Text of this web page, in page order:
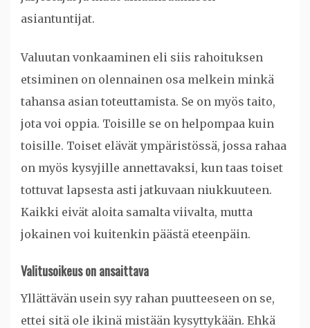
asiantuntijat.
Valuutan vonkaaminen eli siis rahoituksen
etsiminen on olennainen osa melkein minkä
tahansa asian toteuttamista. Se on myös taito,
jota voi oppia. Toisille se on helpompaa kuin
toisille. Toiset elävät ympäristössä, jossa rahaa
on myös kysyjille annettavaksi, kun taas toiset
tottuvat lapsesta asti jatkuvaan niukkuuteen.
Kaikki eivät aloita samalta viivalta, mutta
jokainen voi kuitenkin päästä eteenpäin.
Valitusoikeus on ansaittava
Yllättävän usein syy rahan puutteeseen on se,
ettei sitä ole ikinä mistään kysyttykään. Ehkä